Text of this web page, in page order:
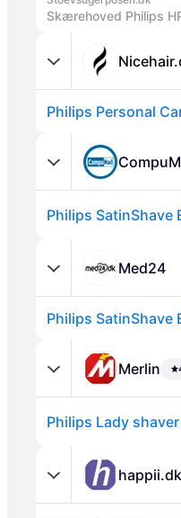
Skærehoved Philips
Med24
Philips SatinShave
Merlin
Philips Lady
happii.dk